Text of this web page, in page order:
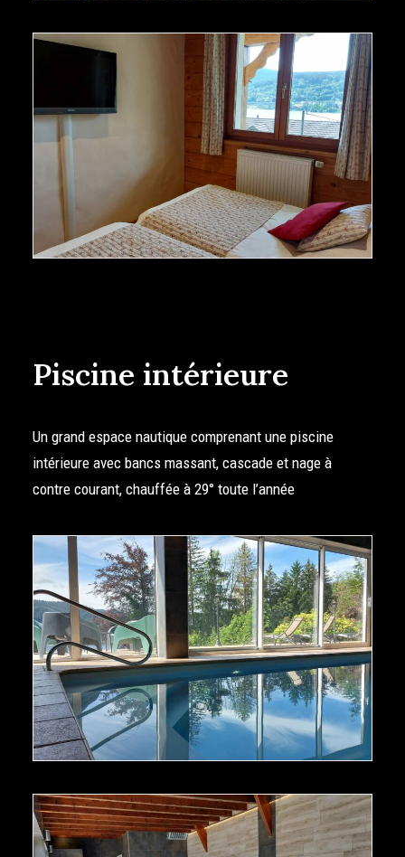
Piscine intérieure
Un grand espace nautique comprenant une piscine
intérieure avec bancs massant, cascade et nage à
contre courant, chauffée à 29° toute l’année